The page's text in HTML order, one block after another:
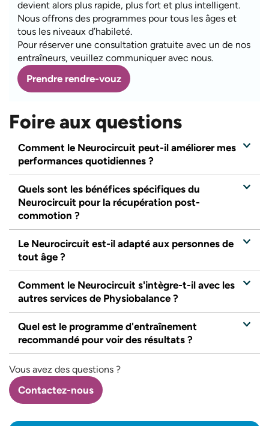
devient alors plus rapide, plus fort et plus intelligent.
Nous offrons des programmes pour tous les âges et
tous les niveaux d’habileté.
Pour réserver une consultation gratuite avec un de nos
entraîneurs, veuillez communiquer avec nous.
Prendre rendre-vouz
Foire aux questions
Comment le Neurocircuit peut-il améliorer mes
performances quotidiennes ?
Quels sont les bénéfices spécifiques du
Neurocircuit pour la récupération post-
commotion ?
Le Neurocircuit est-il adapté aux personnes de
tout âge ?
Comment le Neurocircuit s'intègre-t-il avec les
autres services de Physiobalance ?
Quel est le programme d'entraînement
recommandé pour voir des résultats ?
Vous avez des questions ?
Contactez-nous